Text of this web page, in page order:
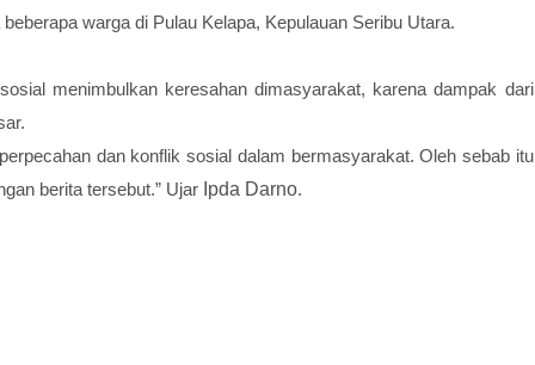
warga di Pulau Kelapa, Kepulauan Seribu Utara.
menimbulkan keresahan dimasyarakat, karena dampak dari
dan konflik sosial dalam bermasyarakat. Oleh sebab itu
berita tersebut.” Ujar Ipda Darno.